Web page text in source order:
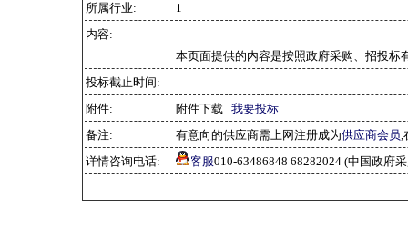
所属行业:
1
内容:
本页面提供的内容是按照政府采购、招投标
投标截止时间:
附件:
附件下载 我要投标
备注:
有意向的供应商需上网注册成为供应商会员,
详情咨询电话:
客服010-63486848 68282024 (中国政府